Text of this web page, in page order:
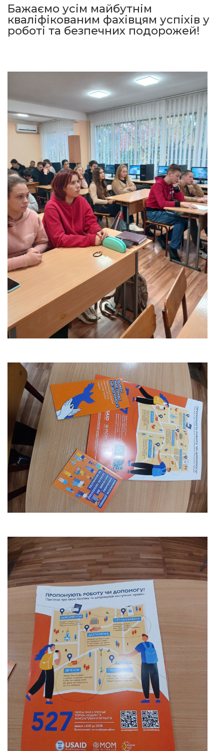
Бажаємо усім майбутнім
кваліфікованим фахівцям успіхів у
роботі та безпечних подорожей!